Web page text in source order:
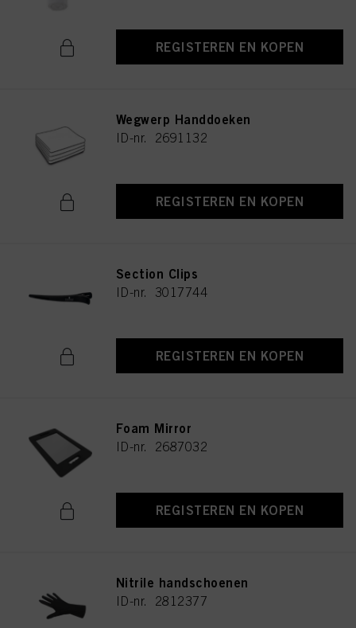
REGISTEREN EN KOPEN
Wegwerp Handdoeken
ID-nr. 2691132
REGISTEREN EN KOPEN
Section Clips
ID-nr. 3017744
REGISTEREN EN KOPEN
Foam Mirror
ID-nr. 2687032
REGISTEREN EN KOPEN
Nitrile handschoenen
ID-nr. 2812377